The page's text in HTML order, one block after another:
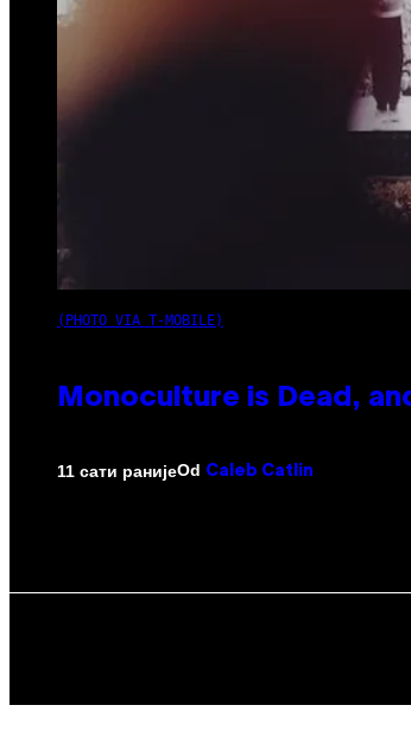
(PHOTO VIA T-MOBILE)
Monoculture is Dead,
11 сати ранијеOd Caleb Catlin